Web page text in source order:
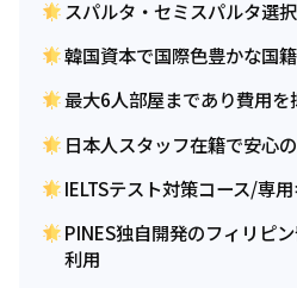
スパルタ・セミスパルタ選
韓国資本で国際色豊かな国
最大6人部屋まであり費用
日本人スタッフ在籍で安心
IELTSテスト対策コース/専
PINES独自開発のフィリピ
利用